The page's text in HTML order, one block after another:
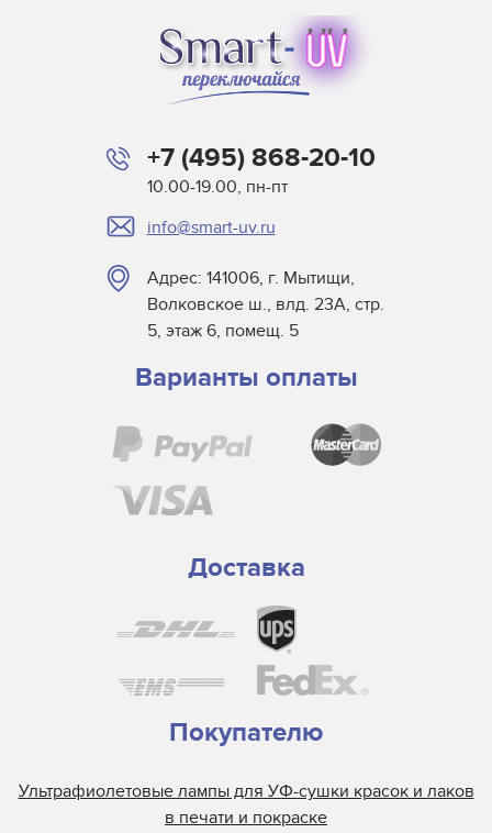
Классическая предварительная станция – коронная
обработка для различных материалов
Немецкая ручка для проверки поверхностного
натяжения – Corona Pen, Dyne Test
для удаления пыли и ворса
Плазма
Преобразователь озона
Разрядная станция для проводящего и
непроводящего материала
обработка широких материалов
+7 (495) 868-20-10
10.00-19.00, пн-пт
info@smart-uv.ru
Адрес: 141006, г. Мытищи,
Волковское ш., влд. 23А, стр.
5, этаж 6, помещ. 5
Варианты оплаты
Доставка
Покупателю
Ультрафиолетовые лампы для УФ-сушки красок и лаков
в печати и покраске